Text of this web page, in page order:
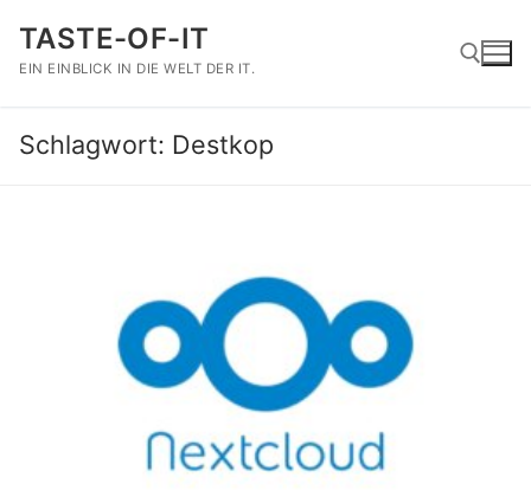
Inhalt
springen
TASTE-OF-IT
EIN EINBLICK IN DIE WELT DER IT.
Suchen nach:
Schlagwort: Destkop